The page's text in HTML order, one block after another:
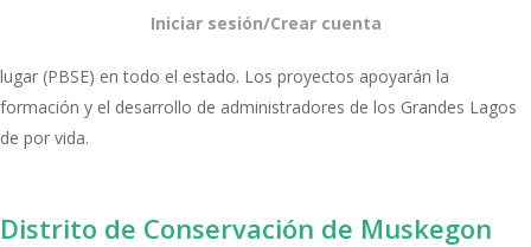
Iniciar sesión/Crear cuenta
El Great Lakes Fishery Trust otorgó aproximadamente $500,000 a
lugar (PBSE) en todo el estado. Los proyectos apoyarán la
formación y el desarrollo de administradores de los Grandes Lagos
de por vida.
Distrito de Conservación de Muskegon